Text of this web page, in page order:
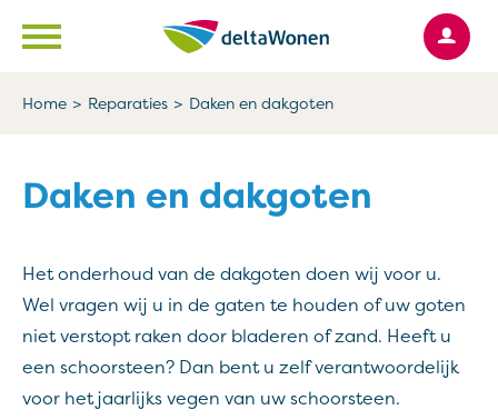
Naar de homepage
Ga naar Hoofd
Home Reparaties Daken en dakgoten
Daken en dakgoten
Het onderhoud van de dakgoten doen wij voor u.
Wel vragen wij u in de gaten te houden of uw goten
niet verstopt raken door bladeren of zand. Heeft u
een schoorsteen? Dan bent u zelf verantwoordelijk
voor het jaarlijks vegen van uw schoorsteen.